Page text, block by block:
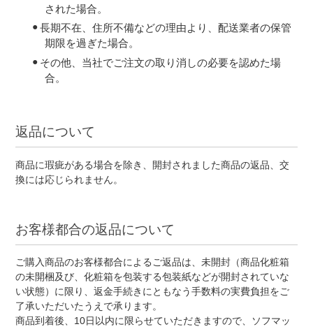
された場合。
長期不在、住所不備などの理由より、配送業者の保管
期限を過ぎた場合。
その他、当社でご注文の取り消しの必要を認めた場
合。
返品について
商品に瑕疵がある場合を除き、開封されました商品の返品、交
換には応じられません。
お客様都合の返品について
ご購入商品のお客様都合によるご返品は、未開封（商品化粧箱
の未開梱及び、化粧箱を包装する包装紙などが開封されていな
い状態）に限り、返金手続きにともなう手数料の実費負担をご
了承いただいたうえで承ります。
商品到着後、10日以内に限らせていただきますので、ソフマッ